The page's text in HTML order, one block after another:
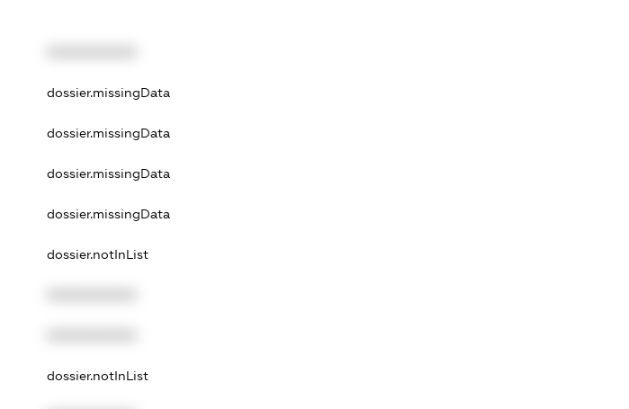
dossier.missingData
dossier.missingData
dossier.missingData
dossier.missingData
dossier.notInList
dossier.notInList